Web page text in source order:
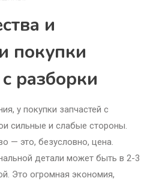
и
покупки
разборки
у покупки запчастей с
сильные и слабые стороны.
— это, безусловно, цена.
детали может быть в 2-3
Это огромная экономия,